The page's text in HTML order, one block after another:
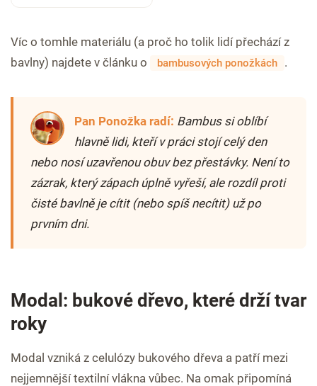
Víc o tomhle materiálu (a proč ho tolik lidí přechází z
bavlny) najdete v článku o
bambusových ponožkách .
Pan Ponožka radí: Bambus si oblíbí
hlavně lidi, kteří v práci stojí celý den
nebo nosí uzavřenou obuv bez přestávky. Není to
zázrak, který zápach úplně vyřeší, ale rozdíl proti
čisté bavlně je cítit (nebo spíš necítit) už po
prvním dni.
Modal: bukové dřevo, které drží tvar
roky
Modal vzniká z celulózy bukového dřeva a patří mezi
nejjemnější textilní vlákna vůbec. Na omak připomíná